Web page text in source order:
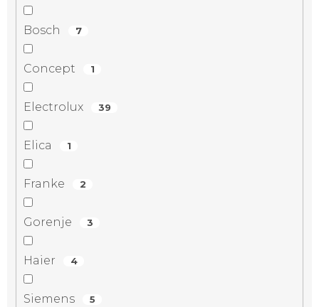
Bosch 7
Concept 1
Electrolux 39
Elica 1
Franke 2
Gorenje 3
Haier 4
Siemens 5